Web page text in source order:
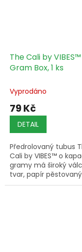
The Cali by
Gram Box, 1 ks
Vyprodáno
79 Kč
DETAIL
Předrolovaný tubus
Cali by VIBES™ o
gramy má široký
tvar, papír
Francii, je ručně